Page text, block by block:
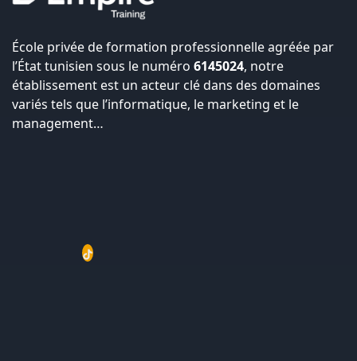
École privée de formation professionnelle agréée par
l’État tunisien sous le numéro 6145024, notre
établissement est un acteur clé dans des domaines
variés tels que l’informatique, le marketing et le
management…